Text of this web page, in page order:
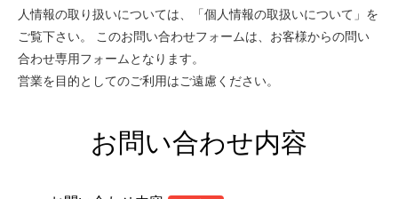
人情報の取り扱いについては、「個人情報の取扱いについて」を
ご覧下さい。 このお問い合わせフォームは、お客様からの問い
合わせ専用フォームとなります。
営業を目的としてのご利用はご遠慮ください。